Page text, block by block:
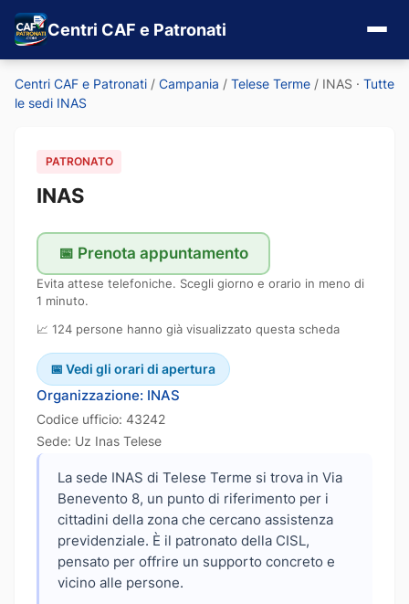
Centri CAF e Patronati
Centri CAF e Patronati / Campania / Telese Terme / INAS · Tutte
le sedi INAS
PATRONATO
INAS
📅 Prenota appuntamento
Evita attese telefoniche. Scegli giorno e orario in meno di
1 minuto.
📈 124 persone hanno già visualizzato questa scheda
📅 Vedi gli orari di apertura
Organizzazione: INAS
Codice ufficio: 43242
Sede: Uz Inas Telese
La sede INAS di Telese Terme si trova in Via
Benevento 8, un punto di riferimento per i
cittadini della zona che cercano assistenza
previdenziale. È il patronato della CISL,
pensato per offrire un supporto concreto e
vicino alle persone.